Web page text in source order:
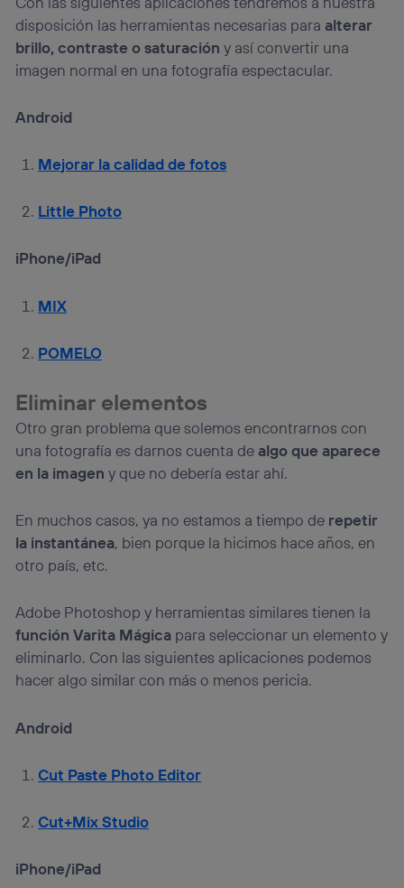
disposición las herramientas necesarias para alterar
brillo, contraste o saturación y así convertir una
imagen normal en una fotografía espectacular.
Android
Mejorar la calidad de fotos
Little Photo
iPhone/iPad
MIX
POMELO
Eliminar elementos
Otro gran problema que solemos encontrarnos con
una fotografía es darnos cuenta de algo que aparece
en la imagen y que no debería estar ahí.
En muchos casos, ya no estamos a tiempo de repetir
la instantánea, bien porque la hicimos hace años, en
otro país, etc.
Adobe Photoshop y herramientas similares tienen la
función Varita Mágica para seleccionar un elemento y
eliminarlo. Con las siguientes aplicaciones podemos
hacer algo similar con más o menos pericia.
Android
Cut Paste Photo Editor
Cut+Mix Studio
iPhone/iPad